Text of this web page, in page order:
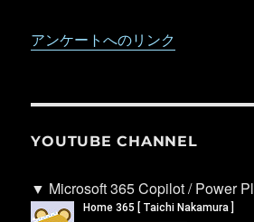
アンケートへのリンク
YOUTUBE CHANNEL
▼ Microsoft 365 Copilot / Power